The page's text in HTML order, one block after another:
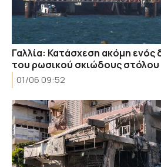
Γαλλία: Κατάσχεση ακόμη ενός
του ρωσικού σκιώδους στόλου
01/06 09:52